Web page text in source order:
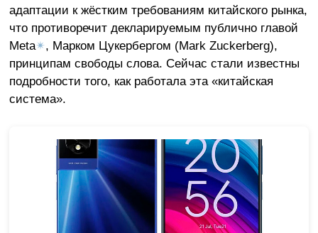
адаптации к жёстким требованиям китайского рынка,
что противоречит декларируемым публично главой
Meta✴, Марком Цукербергом (Mark Zuckerberg),
принципам свободы слова. Сейчас стали известны
подробности того, как работала эта «китайская
система».